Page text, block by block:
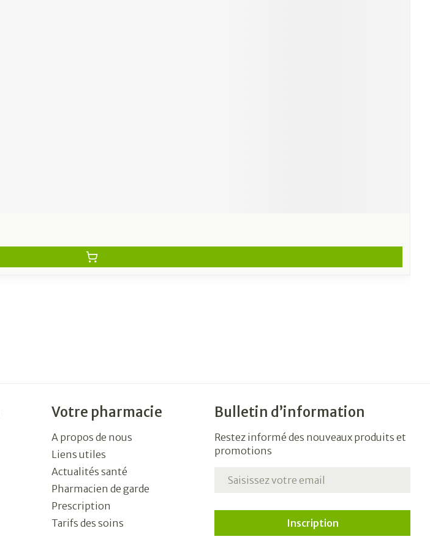
Votre pharmacie
A propos de nous
Liens utiles
Actualités santé
Pharmacien de garde
Prescription
Tarifs des soins
Bulletin d’information
Restez informé des nouveaux produits et
promotions
Inscription